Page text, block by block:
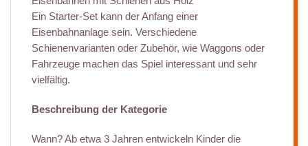
Ein Starter-Set kann der Anfang einer
Eisenbahnanlage sein. Verschiedene
Schienenvarianten oder Zubehör, wie Waggons oder
Fahrzeuge machen das Spiel interessant und sehr
vielfältig.
Beschreibung der Kategorie
Wann? Ab etwa 3 Jahren entwickeln Kinder die